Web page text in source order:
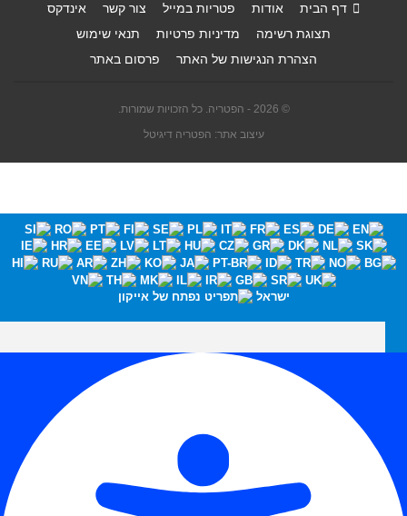
דף הבית אודות פטריות במייל צור קשר
אינדקס
תצוגת רשימה
מדיניות פרטיות
תנאי שימוש
הצהרת הנגישות של האתר
פרסום באתר
© 2026 - הפטריה. כל הזכויות שמורות.
עיצוב אתר: הפטריה דיגיטל
ישראל